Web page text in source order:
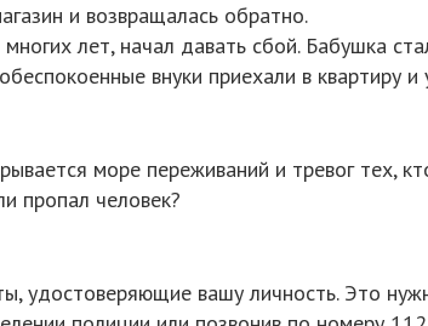
и возвращалась обратно.
лет, начал давать сбой. Бабушка
внуки приехали в квартиру
море переживаний и тревог тех,
пропал человек?
удостоверяющие вашу личность. Это